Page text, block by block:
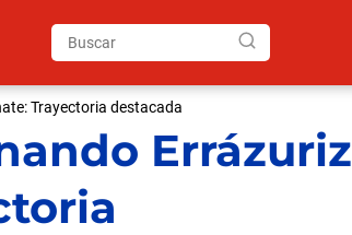
Trayectoria destacada
Errázuriz